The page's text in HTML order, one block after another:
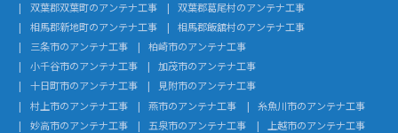
双葉郡双葉町のアンテナ工事
双葉郡葛尾村のアンテナ工事
相馬郡新地町のアンテナ工事
相馬郡飯舘村のアンテナ工事
三条市のアンテナ工事
柏崎市のアンテナ工事
小千谷市のアンテナ工事
加茂市のアンテナ工事
十日町市のアンテナ工事
見附市のアンテナ工事
村上市のアンテナ工事
燕市のアンテナ工事
糸魚川市のアンテナ工事
妙高市のアンテナ工事
五泉市のアンテナ工事
上越市のアンテナ工事